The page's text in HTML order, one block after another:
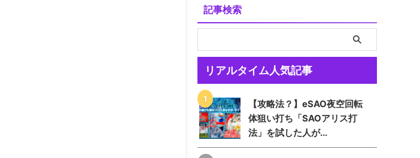
記事検索
リアルタイム人気記事
【攻略法？】eSAO夜空回転
体狙い打ち「SAOアリス打
法」を試した人が...